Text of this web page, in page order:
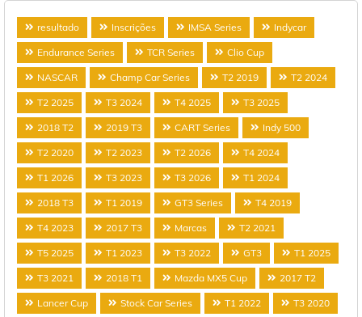
resultado Inscrições IMSA Series Indycar
Endurance Series TCR Series Clio Cup
NASCAR Champ Car Series T2 2019 T2 2024
T2 2025 T3 2024 T4 2025 T3 2025
2018 T2 2019 T3 CART Series Indy 500
T2 2020 T2 2023 T2 2026 T4 2024
T1 2026 T3 2023 T3 2026 T1 2024
2018 T3 T1 2019 GT3 Series T4 2019
T4 2023 2017 T3 Marcas T2 2021
T5 2025 T1 2023 T3 2022 GT3 T1 2025
T3 2021 2018 T1 Mazda MX5 Cup 2017 T2
Lancer Cup Stock Car Series T1 2022 T3 2020